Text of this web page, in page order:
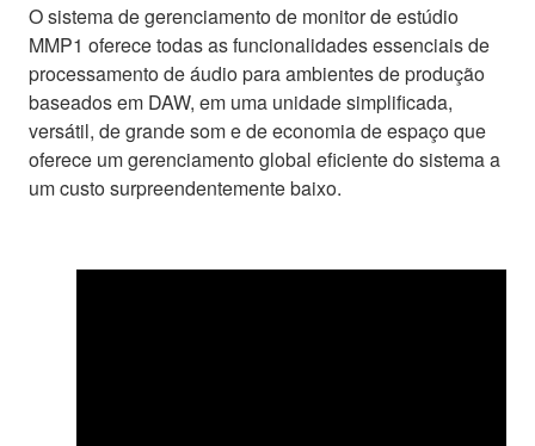
O sistema de gerenciamento de monitor de estúdio
MMP1 oferece todas as funcionalidades essenciais de
processamento de áudio para ambientes de produção
baseados em DAW, em uma unidade simplificada,
versátil, de grande som e de economia de espaço que
oferece um gerenciamento global eficiente do sistema a
um custo surpreendentemente baixo.